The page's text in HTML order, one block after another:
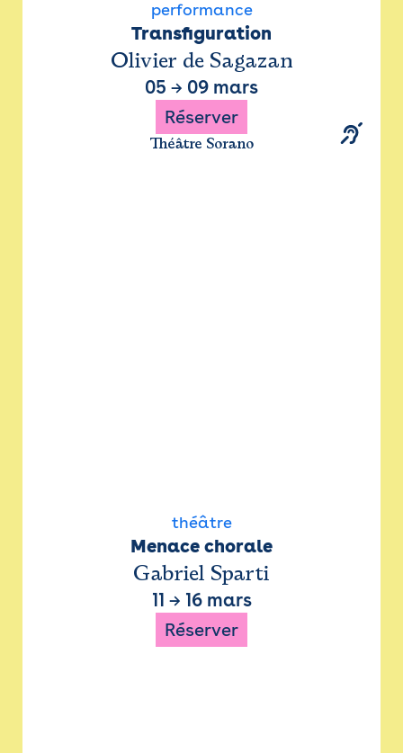
performance
Transfiguration
Olivier de Sagazan
05 → 09 mars
Réserver
Théâtre Sorano
théâtre
Menace chorale
Gabriel Sparti
11 → 16 mars
Réserver